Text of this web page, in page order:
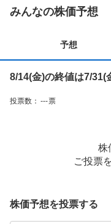
みんなの株価予想
予想
8/14(金)の終値は7/31(
投票数： ---票
株
ご投票
株価予想を投票する